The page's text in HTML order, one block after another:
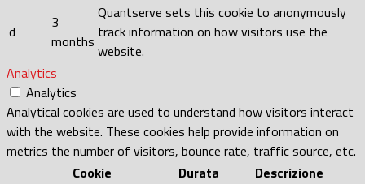
d
3
months
Quantserve sets this cookie to anonymously
track information on how visitors use the
website.
Analytics
Analytics
Analytical cookies are used to understand how visitors interact
with the website. These cookies help provide information on
metrics the number of visitors, bounce rate, traffic source, etc.
Cookie
Durata Descrizione